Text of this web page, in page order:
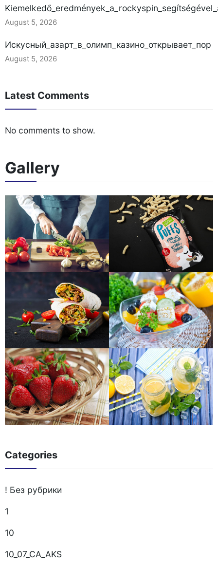
August 5, 2026
Искусный_азарт_в_олимп_казино_открывает_пор
August 5, 2026
Latest Comments
No comments to show.
Gallery
Categories
! Без рубрики
1
10
10_07_CA_AKS